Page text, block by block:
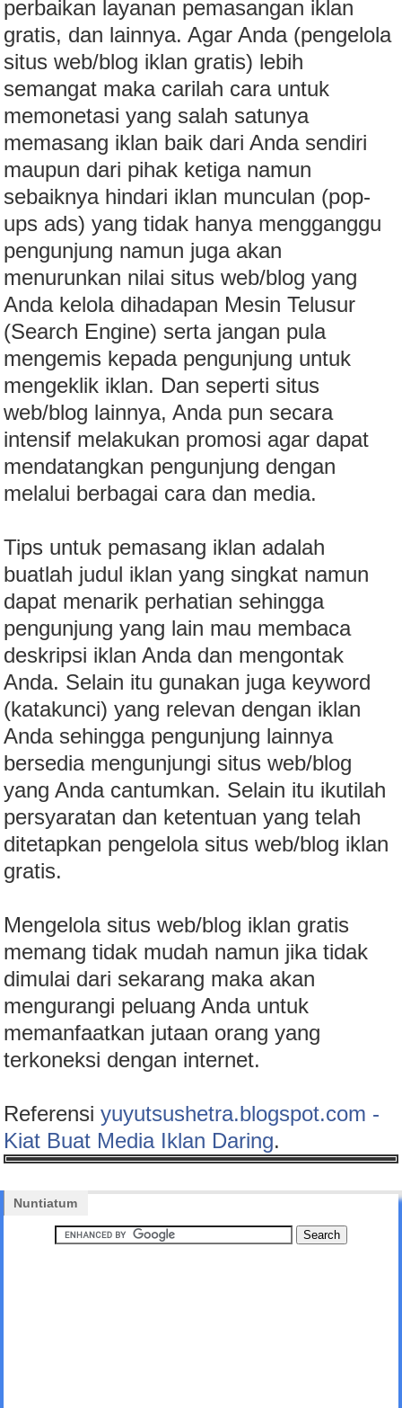
perbaikan layanan pemasangan iklan
gratis, dan lainnya. Agar Anda (pengelola
situs web/blog iklan gratis) lebih
semangat maka carilah cara untuk
memonetasi yang salah satunya
memasang iklan baik dari Anda sendiri
maupun dari pihak ketiga namun
sebaiknya hindari iklan munculan (pop-
ups ads) yang tidak hanya mengganggu
pengunjung namun juga akan
menurunkan nilai situs web/blog yang
Anda kelola dihadapan Mesin Telusur
(Search Engine) serta jangan pula
mengemis kepada pengunjung untuk
mengeklik iklan. Dan seperti situs
web/blog lainnya, Anda pun secara
intensif melakukan promosi agar dapat
mendatangkan pengunjung dengan
melalui berbagai cara dan media.
Tips untuk pemasang iklan adalah
buatlah judul iklan yang singkat namun
dapat menarik perhatian sehingga
pengunjung yang lain mau membaca
deskripsi iklan Anda dan mengontak
Anda. Selain itu gunakan juga keyword
(katakunci) yang relevan dengan iklan
Anda sehingga pengunjung lainnya
bersedia mengunjungi situs web/blog
yang Anda cantumkan. Selain itu ikutilah
persyaratan dan ketentuan yang telah
ditetapkan pengelola situs web/blog iklan
gratis.
Mengelola situs web/blog iklan gratis
memang tidak mudah namun jika tidak
dimulai dari sekarang maka akan
mengurangi peluang Anda untuk
memanfaatkan jutaan orang yang
terkoneksi dengan internet.
Referensiyuyutsushetra.blogspot.com -
Kiat Buat Media Iklan Daring.
Nuntiatum